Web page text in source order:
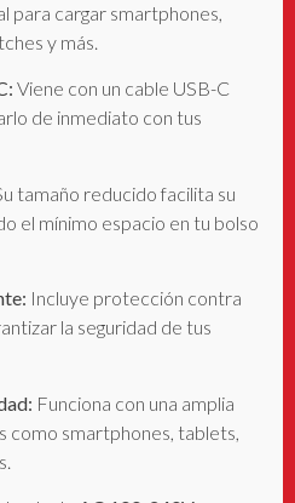
para cargar smartphones,
y más.
Viene con un cable USB-C
de inmediato con tus
tamaño reducido facilita su
el mínimo espacio en tu bolso
Incluye protección contra
la seguridad de tus
Funciona con una amplia
como smartphones, tablets,